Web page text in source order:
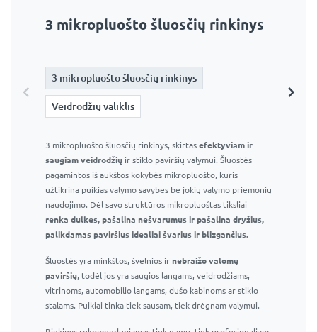
3 mikropluošto šluosčių rinkinys
3 mikropluošto šluosčių rinkinys
Veidrodžių valiklis
3 mikropluošto šluosčių rinkinys, skirtas efektyviam ir
saugiam veidrodžių ir stiklo paviršių valymui. Šluostės
pagamintos iš aukštos kokybės mikropluošto, kuris
užtikrina puikias valymo savybes be jokių valymo priemonių
naudojimo. Dėl savo struktūros mikropluoštas tiksliai
renka dulkes, pašalina nešvarumus ir pašalina dryžius,
palikdamas paviršius idealiai švarius ir blizgančius.
Šluostės yra minkštos, švelnios ir nebraižo valomų
paviršių, todėl jos yra saugios langams, veidrodžiams,
vitrinoms, automobilio langams, dušo kabinoms ar stiklo
stalams. Puikiai tinka tiek sausam, tiek drėgnam valymui.
Veidrodžių valiklis
3 mikropluošto šluosčių rinkinys
Veidrodžių valiklis
Langų ir veidrodžių valiklis 295 ml – Profesionalus stiklo
valiklis
Efektyvus purškiklis ir patogus buteliukas
Efektyviai pašalina muilo apnašas, vandens dėmes ir
kitas įprastas vonios kambario dėmes
Nepalieka dryžių ar dėmių
stikliniams paviršiams
Tinka naudoti namuose ir profesionaliai